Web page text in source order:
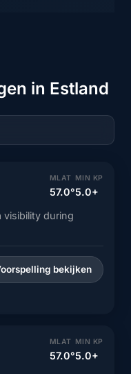
in Estland
MLAT
57.0°
MIN KP
5.0+
visibility during
bekijken
MLAT
57.0°
MIN KP
5.0+